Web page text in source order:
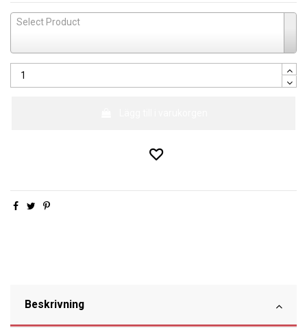
Select Product
Beskrivning